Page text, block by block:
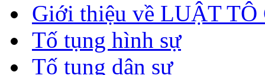
Giới thiệu về LUẬT TÔ
Tố tụng hình sự
Tố tụng dân sự